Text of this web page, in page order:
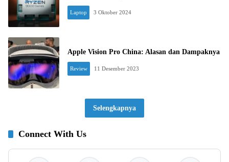
Laptop 3 Oktober 2024
Apple Vision Pro China: Alasan dan Dampaknya
Review 11 Desember 2023
Selengkapnya
Connect With Us